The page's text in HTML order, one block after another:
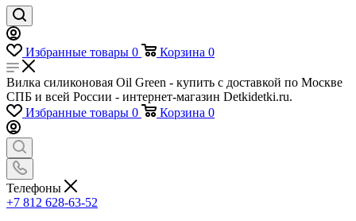
Избранные товары 0 Корзина 0
Вилка силиконовая Oil Green - купить с доставкой по Москве
СПБ и всей России - интернет-магазин Detkidetki.ru.
Избранные товары 0 Корзина 0
Телефоны
+7 812 628-63-52